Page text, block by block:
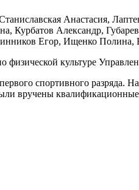
Анастасия,
Александр,
Егор, Ищенко
физической культуре
спортивного разряда. На
вручены